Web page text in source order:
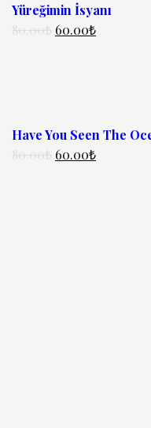
Yüreğimin İsyanı
80.00₺ 60.00₺
Have You Seen The
80.00₺ 60.00₺